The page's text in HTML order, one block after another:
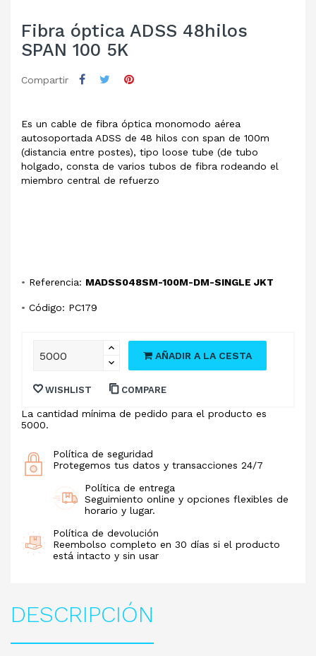
Fibra óptica ADSS 48hilos
SPAN 100 5K
Compartir
Es un cable de fibra óptica monomodo aérea
autosoportada ADSS de 48 hilos con span de 100m
(distancia entre postes), tipo loose tube (de tubo
holgado, consta de varios tubos de fibra rodeando el
miembro central de refuerzo
• Referencia: MADSS048SM-100M-DM-SINGLE JKT
• Código: PC179
AÑADIR A LA CESTA
WISHLIST COMPARE
La cantidad mínima de pedido para el producto es
5000.
Política de seguridad
Protegemos tus datos y transacciones 24/7
Política de entrega
Seguimiento online y opciones flexibles de
horario y lugar.
Política de devolución
Reembolso completo en 30 días si el producto
está intacto y sin usar
DESCRIPCIÓN